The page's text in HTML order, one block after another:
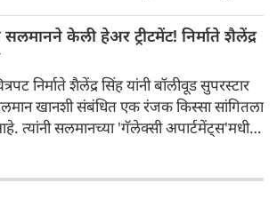
केली. अभिनेत्रीच्या तक्रारीच्या आधारे,
पोलिसांनी गुन्हा दाखल करून तपास सुरू
आहे.
सलमानने केली हेअर ट्रीटमेंट! निर्माते शैलेंद्र
निर्माते शैलेंद्र सिंह यांनी बॉलीवूड सुपरस्टार
खानशी संबंधित एक रंजक किस्सा सांगितला
त्यांनी सलमानच्या 'गॅलेक्सी अपार्टमेंट्स'मधील